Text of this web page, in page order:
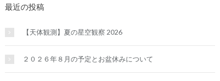
最近の投稿
【天体観測】夏の星空観察 2026
２０２６年８月の予定とお盆休みについて